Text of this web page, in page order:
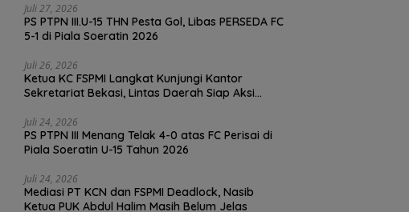
Juli 27, 2026
PS PTPN III.U-15 THN Pesta Gol, Libas PERSEDA FC
5-1 di Piala Soeratin 2026
Juli 26, 2026
Ketua KC FSPMI Langkat Kunjungi Kantor
Sekretariat Bekasi, Lintas Daerah Siap Aksi
Juli 24, 2026
PS PTPN III Menang Telak 4-0 atas FC Perisai di
Piala Soeratin U-15 Tahun 2026
Juli 24, 2026
Mediasi PT KCN dan FSPMI Deadlock, Nasib